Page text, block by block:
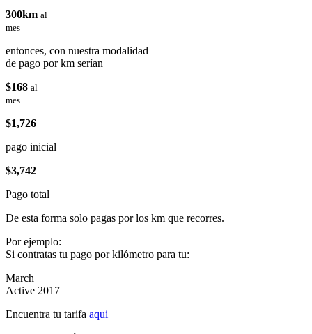
300km al
mes
entonces, con nuestra modalidad
de pago por km serían
$168 al
mes
$1,726
pago inicial
$3,742
Pago total
De esta forma solo pagas por los km que recorres.
Por ejemplo:
Si contratas tu pago por kilómetro para tu:
March
Active 2017
Encuentra tu tarifa aqui